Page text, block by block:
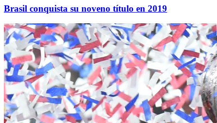
Brasil conquista su noveno título en 2019